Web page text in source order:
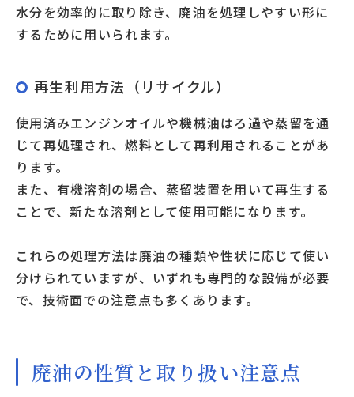
水分を効率的に取り除き、廃油を処理しやすい形に
するために用いられます。
再生利用方法（リサイクル）
使用済みエンジンオイルや機械油はろ過や蒸留を通
じて再処理され、燃料として再利用されることがあ
ります。
また、有機溶剤の場合、蒸留装置を用いて再生する
ことで、新たな溶剤として使用可能になります。
これらの処理方法は廃油の種類や性状に応じて使い
分けられていますが、いずれも専門的な設備が必要
で、技術面での注意点も多くあります。
廃油の性質と取り扱い注意点